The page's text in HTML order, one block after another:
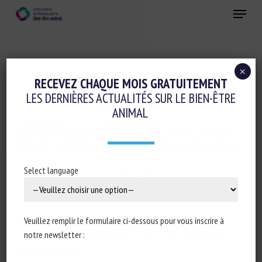
Menu
Colloques-séminaires-formations
Invertébrés
DO WE KNOW ABOUT INSECT SENTIENCE?
Type de document : annonce d’un webinaire organisé par
RECEVEZ CHAQUE MOIS GRATUITEMENT
LES DERNIÈRES ACTUALITÉS SUR LE BIEN-ÊTRE
ANIMAL
Select language
Veuillez remplir le formulaire ci-dessous pour vous inscrire à
notre newsletter :
×